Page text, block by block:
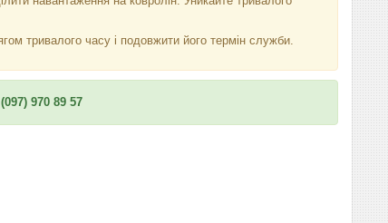
тривалого часу і подовжити його термін служби.
970 89 57